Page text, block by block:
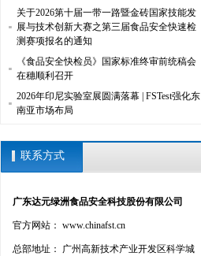
关于2026第十届一带一路暨金砖国家技能发
展与技术创新大赛之第三届食品安全快速检
测赛项报名的通知
《食品安全快检员》国家标准终审前统稿会
在穗顺利召开
2026年印尼实验室展圆满落幕 | FSTest强化东
南亚市场布局
联系方式
广东达元绿洲食品安全科技股份有限公司
官方网站： www.chinafst.cn
总部地址： 广州高新技术产业开发区科学城